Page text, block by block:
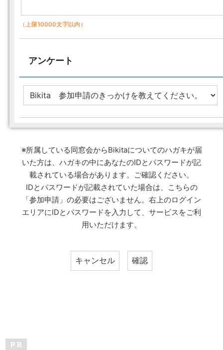
（上限10000文字以内）
アンケート
※所属している同窓会からBikitaについてのハガキが届
いた方は、ハガキの中にあなたのIDとパスワードが記
載されている場合があります。ご確認ください。
IDとパスワードが記載されていた場合は、こちらの
「参加申請」の必要はございません。右上のログイン
エリアにIDとパスワードを入力して、サービスをご利
用いただけます。
P R